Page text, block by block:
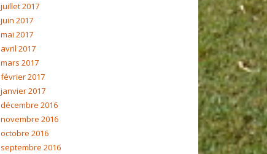
juillet 2017
juin 2017
mai 2017
avril 2017
mars 2017
février 2017
janvier 2017
décembre 2016
novembre 2016
octobre 2016
septembre 2016